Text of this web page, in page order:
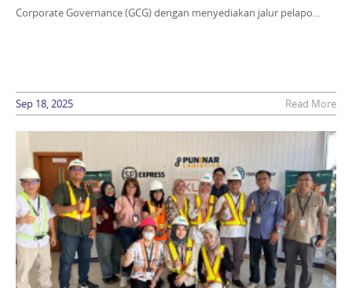
Corporate Governance (GCG) dengan menyediakan jalur pelapo...
Sep 18, 2025 Read More